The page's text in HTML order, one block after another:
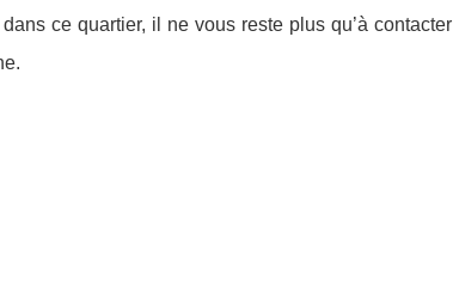
ce quartier, il ne vous reste plus qu’à contacter